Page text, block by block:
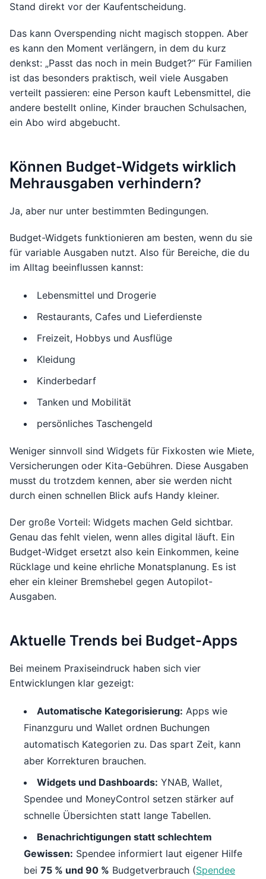
Stand direkt vor der Kaufentscheidung.
Das kann Overspending nicht magisch stoppen. Aber
es kann den Moment verlängern, in dem du kurz
denkst: „Passt das noch in mein Budget?“ Für Familien
ist das besonders praktisch, weil viele Ausgaben
verteilt passieren: eine Person kauft Lebensmittel, die
andere bestellt online, Kinder brauchen Schulsachen,
ein Abo wird abgebucht.
Können Budget-Widgets wirklich
Mehrausgaben verhindern?
Ja, aber nur unter bestimmten Bedingungen.
Budget-Widgets funktionieren am besten, wenn du sie
für variable Ausgaben nutzt. Also für Bereiche, die du
im Alltag beeinflussen kannst:
Lebensmittel und Drogerie
Restaurants, Cafes und Lieferdienste
Freizeit, Hobbys und Ausflüge
Kleidung
Kinderbedarf
Tanken und Mobilität
persönliches Taschengeld
Weniger sinnvoll sind Widgets für Fixkosten wie Miete,
Versicherungen oder Kita-Gebühren. Diese Ausgaben
musst du trotzdem kennen, aber sie werden nicht
durch einen schnellen Blick aufs Handy kleiner.
Der große Vorteil: Widgets machen Geld sichtbar.
Genau das fehlt vielen, wenn alles digital läuft. Ein
Budget-Widget ersetzt also kein Einkommen, keine
Rücklage und keine ehrliche Monatsplanung. Es ist
eher ein kleiner Bremshebel gegen Autopilot-
Ausgaben.
Aktuelle Trends bei Budget-Apps
Bei meinem Praxiseindruck haben sich vier
Entwicklungen klar gezeigt:
Automatische Kategorisierung: Apps wie
Finanzguru und Wallet ordnen Buchungen
automatisch Kategorien zu. Das spart Zeit, kann
aber Korrekturen brauchen.
Widgets und Dashboards: YNAB, Wallet,
Spendee und MoneyControl setzen stärker auf
schnelle Übersichten statt lange Tabellen.
Benachrichtigungen statt schlechtem
Gewissen: Spendee informiert laut eigener Hilfe
bei 75 % und 90 % Budgetverbrauch (Spendee